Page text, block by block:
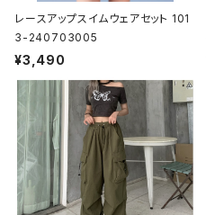
レースアップスイムウェアセット 101
3-240703005
¥3,490